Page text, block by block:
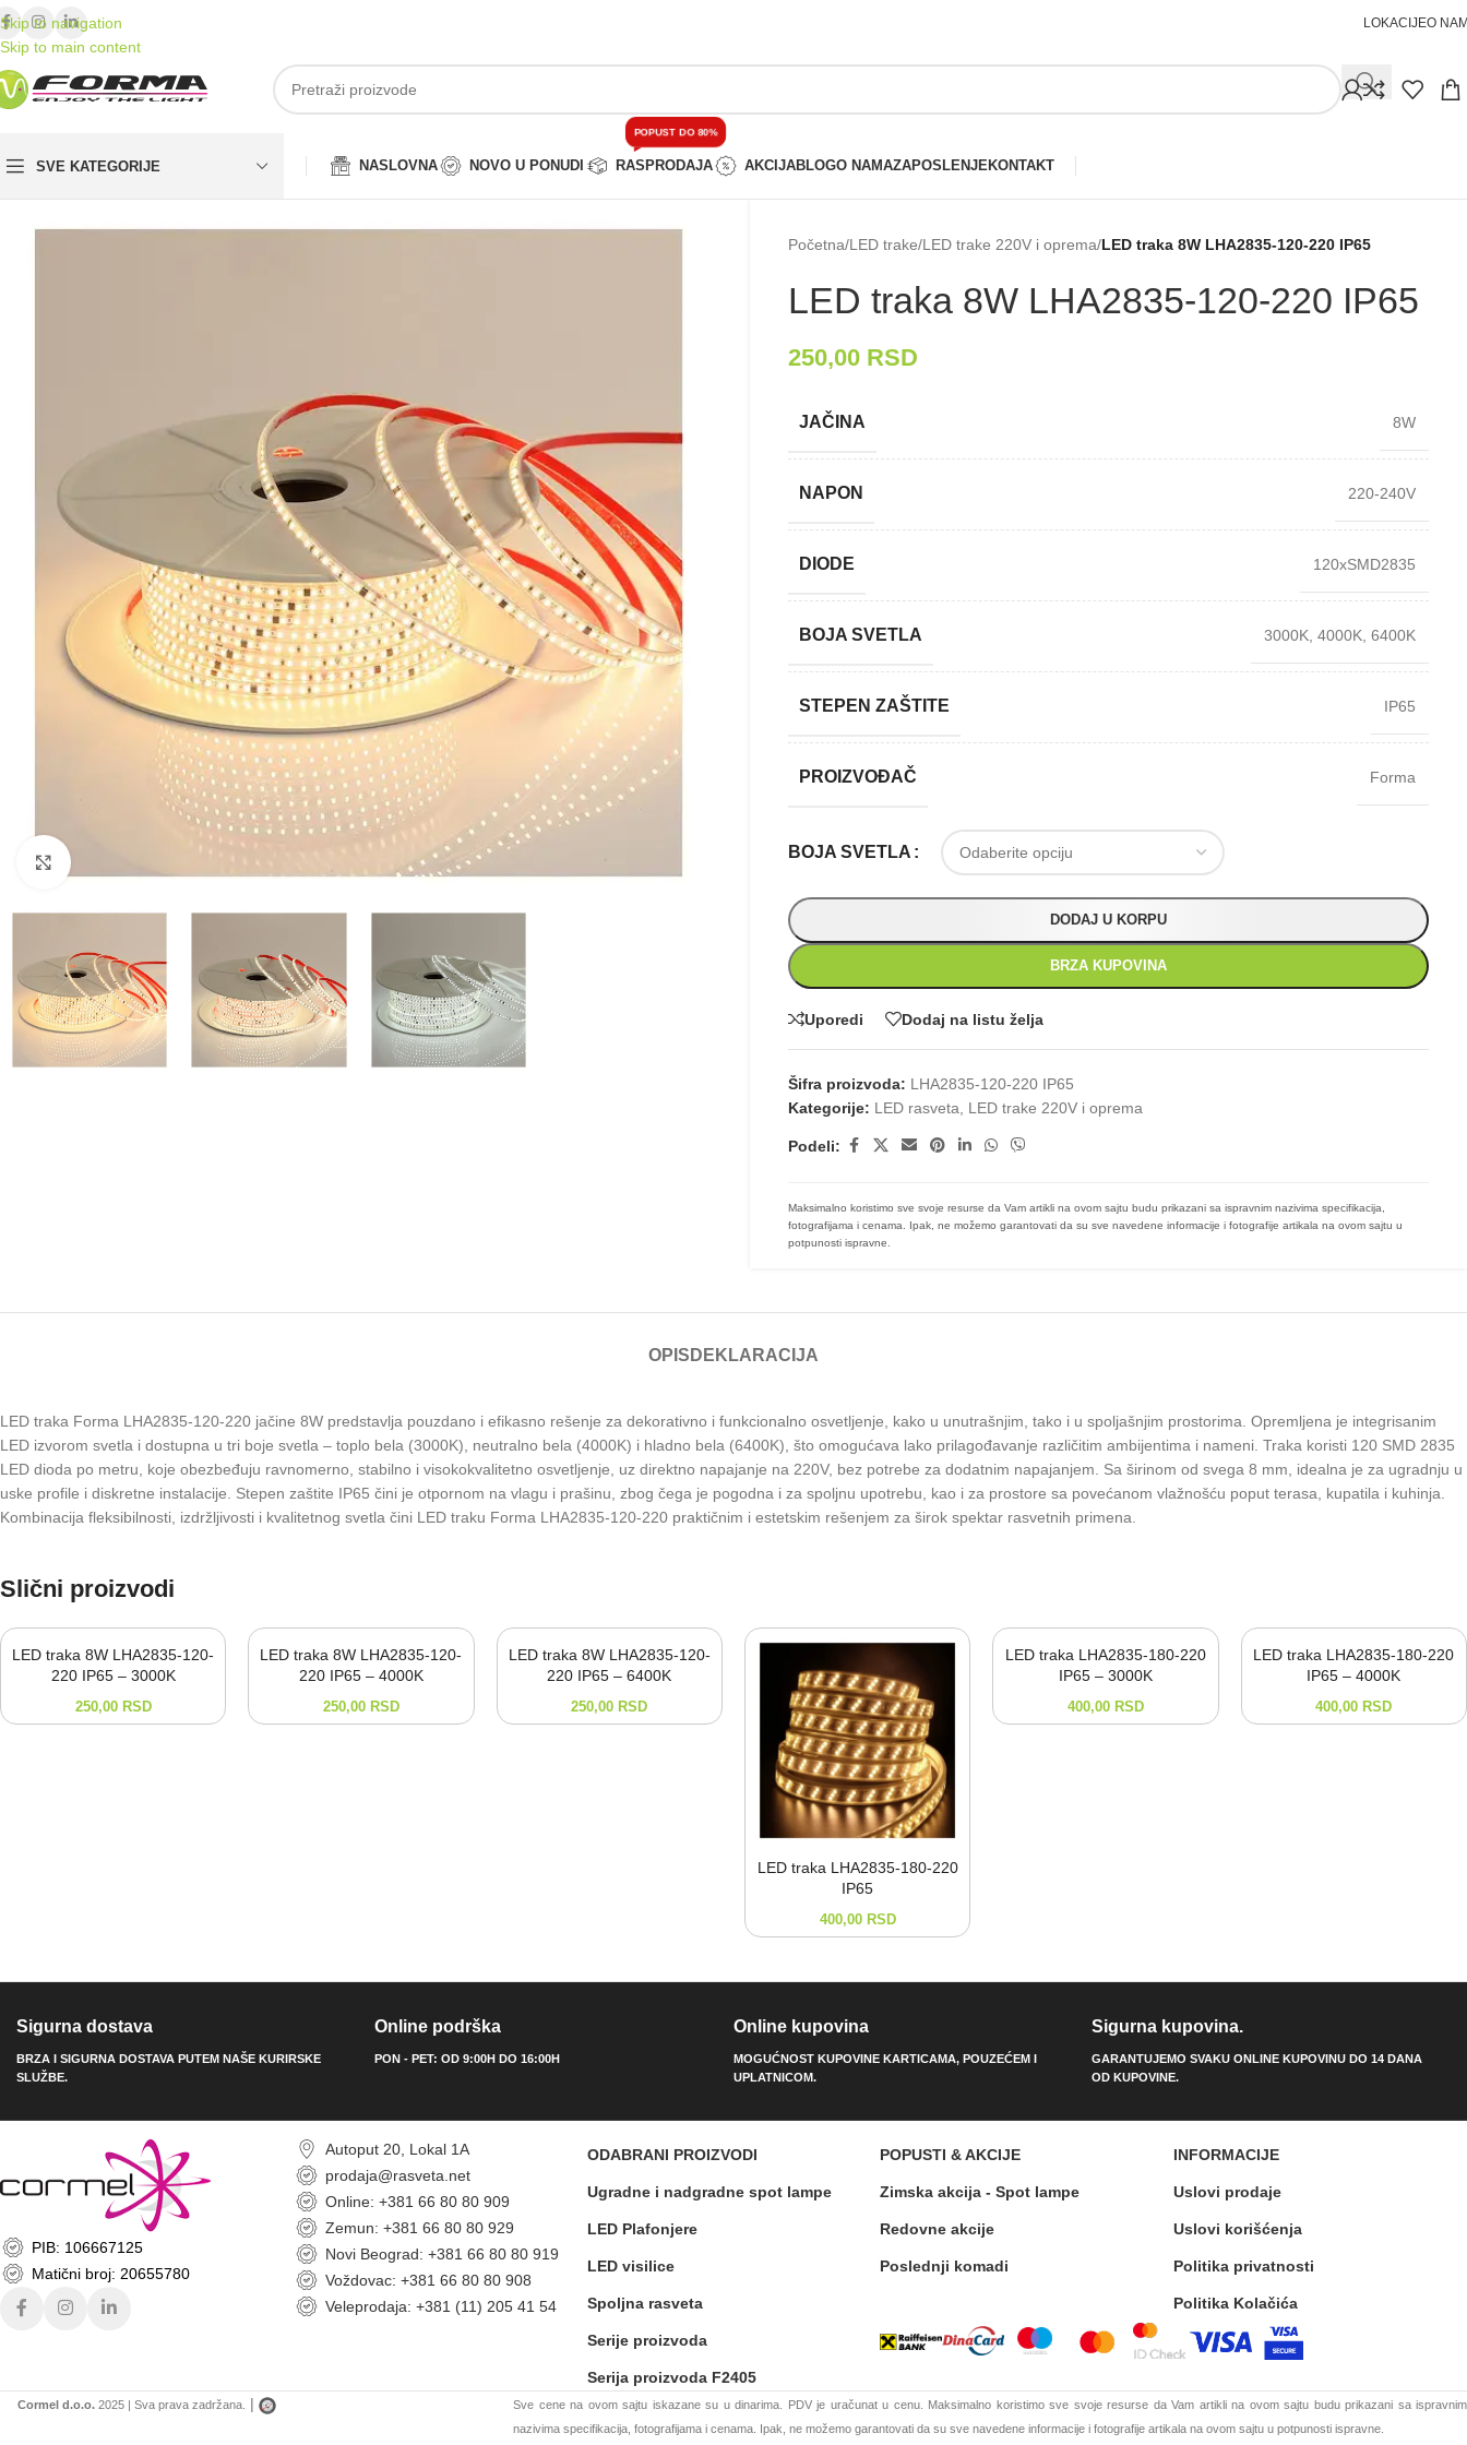
Skip to navigation
Skip to main content
LOKACIJEO
SVE KATEGORIJE NASLOVNA NOVO U PONUDI RASPRODAJA
POPUST DO 80%
AKCIJABLOGO NAMAZAPOSLENJEKONTAKT
Početna/LED trake/LED trake 220V i oprema/LED traka 8W LHA2835-⁠120-⁠220 IP65
LED traka 8W LHA2835-⁠120-⁠220 IP65
250,00 RSD
JAČINA 8W
NAPON 220-240V
DIODE 120xSMD2835
BOJA SVETLA 3000K 4000K 6400K
STEPEN ZAŠTITE IP65
PROIZVOĐAČ Forma
BOJA SVETLA
DODAJ U KORPU
BRZA KUPOVINA
Uporedi Dodaj na listu želja
Šifra proizvoda: LHA2835-120-220 IP65
Kategorije: LED rasveta LED trake 220V i oprema
Podeli:
Maksimalno koristimo sve svoje resurse da Vam artikli na ovom sajtu budu prikazani sa ispravnim nazivima specifikacija,
fotografijama i cenama. Ipak, ne možemo garantovati da su sve navedene informacije i fotografije artikala na ovom sajtu u
potpunosti ispravne.
OPIS DEKLARACIJA
LED traka Forma LHA2835-120-220 jačine 8W predstavlja pouzdano i efikasno rešenje za dekorativno i funkcionalno osvetljenje, kako u unutrašnjim, tako i u spoljašnjim prostorima. Opremljena je integrisanim
LED izvorom svetla i dostupna u tri boje svetla – toplo bela (3000K), neutralno bela (4000K) i hladno bela (6400K), što omogućava lako prilagođavanje različitim ambijentima i nameni. Traka koristi 120 SMD 2835
LED dioda po metru, koje obezbeđuju ravnomerno, stabilno i visokokvalitetno osvetljenje, uz direktno napajanje na 220V, bez potrebe za dodatnim napajanjem. Sa širinom od svega 8 mm, idealna je za ugradnju u
uske profile i diskretne instalacije. Stepen zaštite IP65 čini je otpornom na vlagu i prašinu, zbog čega je pogodna i za spoljnu upotrebu, kao i za prostore sa povećanom vlažnošću poput terasa, kupatila i kuhinja.
Kombinacija fleksibilnosti, izdržljivosti i kvalitetnog svetla čini LED traku Forma LHA2835-120-220 praktičnim i estetskim rešenjem za širok spektar rasvetnih primena.
Slični proizvodi
LED traka 8W LHA2835-120-
220 IP65 – 3000K
250,00 RSD
LED traka 8W LHA2835-120-
220 IP65 – 4000K
250,00 RSD
LED traka 8W LHA2835-120-
220 IP65 – 6400K
250,00 RSD
LED traka LHA2835-⁠180-⁠220
IP65
400,00 RSD
LED traka LHA2835-180-220
IP65 – 3000K
400,00 RSD
LED traka LHA2835-180-220
IP65 – 4000K
400,00 RSD
Sigurna dostava
BRZA I SIGURNA DOSTAVA PUTEM NAŠE KURIRSKE
SLUŽBE.
Online podrška
PON - PET: OD 9:00H DO 16:00H
Online kupovina
MOGUĆNOST KUPOVINE KARTICAMA, POUZEĆEM I
UPLATNICOM.
Sigurna kupovina.
GARANTUJEMO SVAKU ONLINE KUPOVINU DO 14 DANA
OD KUPOVINE.
PIB: 106667125
Matični broj: 20655780
Autoput 20, Lokal 1A
prodaja@rasveta.net
Online: +381 66 80 80 909
Zemun: +381 66 80 80 929
Novi Beograd: +381 66 80 80 919
Voždovac: +381 66 80 80 908
Veleprodaja: +381 (11) 205 41 54
ODABRANI PROIZVODI
Ugradne i nadgradne spot lampe
LED Plafonjere
LED visilice
Spoljna rasveta
Serije proizvoda
Serija proizvoda F2405
POPUSTI & AKCIJE
Zimska akcija - Spot lampe
Redovne akcije
Poslednji komadi
INFORMACIJE
Uslovi prodaje
Uslovi korišćenja
Politika privatnosti
Politika Kolačića
Cormel d.o.o.2025 | Sva prava zadržana. |
Sve cene na ovom sajtu iskazane su u dinarima. PDV je uračunat u cenu. Maksimalno koristimo sve svoje resurse da Vam artikli na ovom sajtu budu prikazani sa ispravnim
nazivima specifikacija, fotografijama i cenama. Ipak, ne možemo garantovati da su sve navedene informacije i fotografije artikala na ovom sajtu u potpunosti ispravne.